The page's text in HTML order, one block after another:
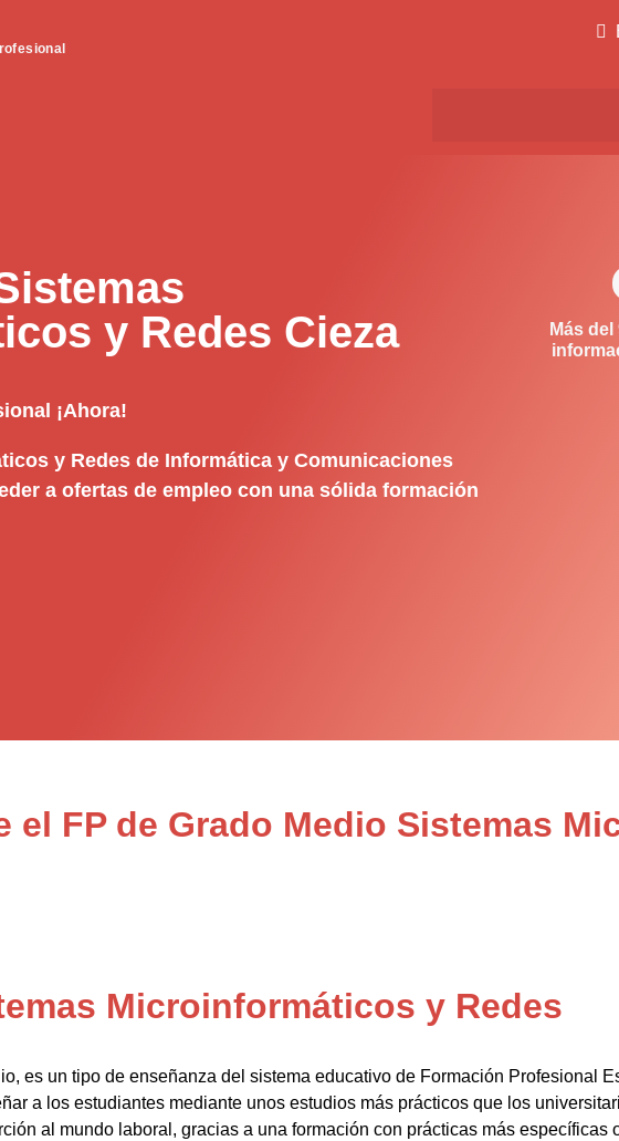
y Redes Cieza
¡Ahora!
y Redes de Informática y Comunicaciones
a ofertas de empleo con una sólida formación
Más
el FP de Grado Medio Sistemas
Microinformáticos y Redes
es un tipo de enseñanza del sistema educativo de Formación Profesional
a los estudiantes mediante unos estudios más prácticos que los
al mundo laboral, gracias a una formación con prácticas más específicas